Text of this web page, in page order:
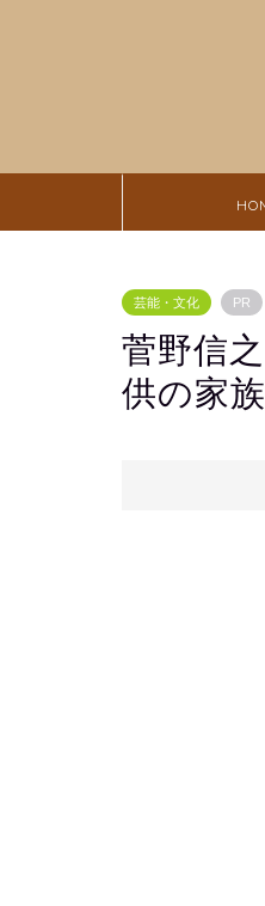
芸能・文化 PR
菅野信
供の家